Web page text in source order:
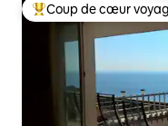
Coups de cœur
Coup de cœur